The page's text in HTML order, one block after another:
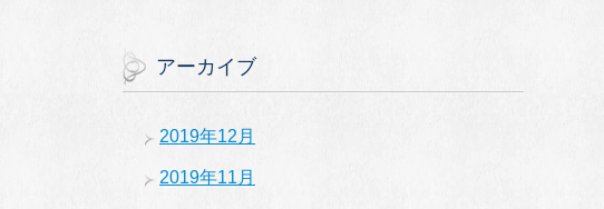
アーカイブ
2019年12月
2019年11月